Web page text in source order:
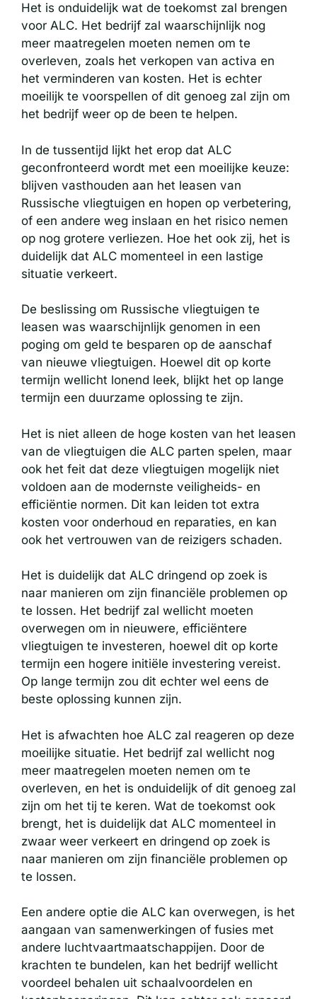
Het is onduidelijk wat de toekomst zal brengen
voor ALC. Het bedrijf zal waarschijnlijk nog
meer maatregelen moeten nemen om te
overleven, zoals het verkopen van activa en
het verminderen van kosten. Het is echter
moeilijk te voorspellen of dit genoeg zal zijn om
het bedrijf weer op de been te helpen.
In de tussentijd lijkt het erop dat ALC
geconfronteerd wordt met een moeilijke keuze:
blijven vasthouden aan het leasen van
Russische vliegtuigen en hopen op verbetering,
of een andere weg inslaan en het risico nemen
op nog grotere verliezen. Hoe het ook zij, het is
duidelijk dat ALC momenteel in een lastige
situatie verkeert.
De beslissing om Russische vliegtuigen te
leasen was waarschijnlijk genomen in een
poging om geld te besparen op de aanschaf
van nieuwe vliegtuigen. Hoewel dit op korte
termijn wellicht lonend leek, blijkt het op lange
termijn een duurzame oplossing te zijn.
Het is niet alleen de hoge kosten van het leasen
van de vliegtuigen die ALC parten spelen, maar
ook het feit dat deze vliegtuigen mogelijk niet
voldoen aan de modernste veiligheids- en
efficiëntie normen. Dit kan leiden tot extra
kosten voor onderhoud en reparaties, en kan
ook het vertrouwen van de reizigers schaden.
Het is duidelijk dat ALC dringend op zoek is
naar manieren om zijn financiële problemen op
te lossen. Het bedrijf zal wellicht moeten
overwegen om in nieuwere, efficiëntere
vliegtuigen te investeren, hoewel dit op korte
termijn een hogere initiële investering vereist.
Op lange termijn zou dit echter wel eens de
beste oplossing kunnen zijn.
Het is afwachten hoe ALC zal reageren op deze
moeilijke situatie. Het bedrijf zal wellicht nog
meer maatregelen moeten nemen om te
overleven, en het is onduidelijk of dit genoeg zal
zijn om het tij te keren. Wat de toekomst ook
brengt, het is duidelijk dat ALC momenteel in
zwaar weer verkeert en dringend op zoek is
naar manieren om zijn financiële problemen op
te lossen.
Een andere optie die ALC kan overwegen, is het
aangaan van samenwerkingen of fusies met
andere luchtvaartmaatschappijen. Door de
krachten te bundelen, kan het bedrijf wellicht
voordeel behalen uit schaalvoordelen en